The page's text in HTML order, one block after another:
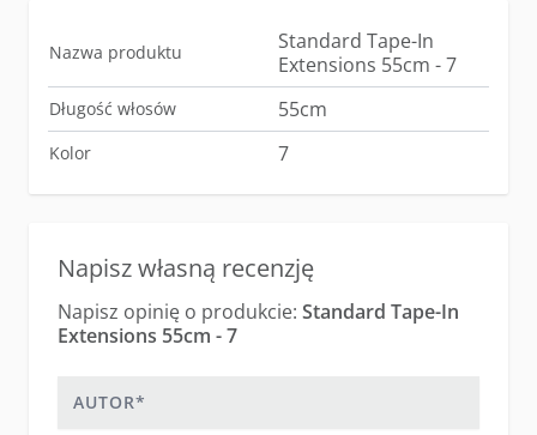
Nazwa produktu
Standard Tape-In
Extensions 55cm - 7
Długość włosów 55cm
Kolor 7
Napisz własną recenzję
Napisz opinię o produkcie: Standard Tape-In
Extensions 55cm - 7